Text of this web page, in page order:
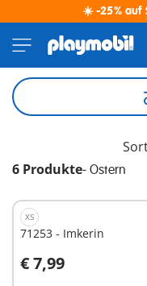
☀️ -25% auf
6 Produkte- Ostern
XS
71253 - Imkerin
€ 7,99
In den Warenkorb